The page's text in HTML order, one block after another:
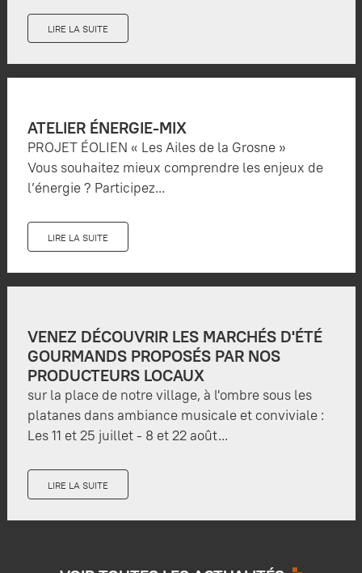
LIRE LA SUITE
ATELIER ÉNERGIE-MIX
PROJET ÉOLIEN « Les Ailes de la Grosne »
Vous souhaitez mieux comprendre les enjeux de
l’énergie ? Participez...
LIRE LA SUITE
VENEZ DÉCOUVRIR LES MARCHÉS D'ÉTÉ
GOURMANDS PROPOSÉS PAR NOS
PRODUCTEURS LOCAUX
sur la place de notre village, à l'ombre sous les
platanes dans ambiance musicale et conviviale :
Les 11 et 25 juillet - 8 et 22 août...
LIRE LA SUITE